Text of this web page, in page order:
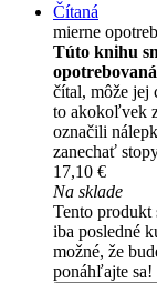
Čítaná
mierne
Túto knihu
čítal, môže jej
to akokoľvek
označili
zanechať
17,10 €
Na sklade
Tento produkt
iba posledné
možné, že
ponáhľajte sa!